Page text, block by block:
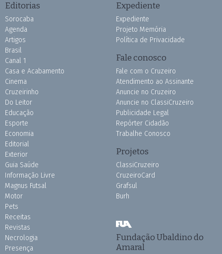
Editorias
Sorocaba
Agenda
Artigos
Brasil
Canal 1
Casa e Acabamento
Cinema
Cruzeirinho
Do Leitor
Educação
Esporte
Economia
Editorial
Exterior
Guia Saúde
Informação Livre
Magnus Futsal
Motor
Pets
Receitas
Revistas
Necrologia
Presença
Expediente
Expediente
Projeto Memória
Política de Privacidade
Fale conosco
Fale com o Cruzeiro
Atendimento ao Assinante
Anuncie no Cruzeiro
Anuncie no ClassiCruzeiro
Publicidade Legal
Repórter Cidadão
Trabalhe Conosco
Projetos
ClassiCruzeiro
CruzeiroCard
Grafsul
Burh
Fundação Ubaldino do
Amaral